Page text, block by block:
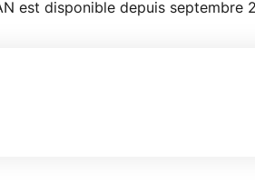
est disponible depuis septembre